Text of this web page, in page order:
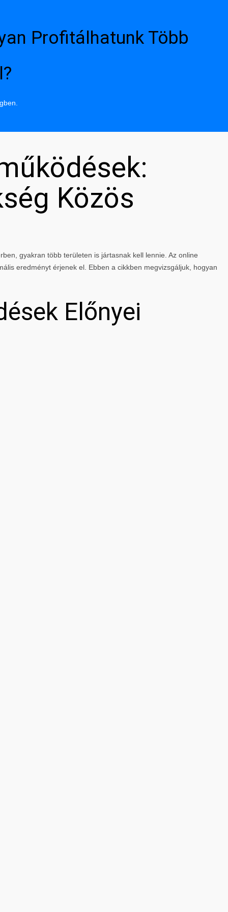
Profitálhatunk Több
Közös
gyakran több területen is jártasnak kell lennie. Az online
eredményt érjenek el. Ebben a cikkben megvizsgáljuk, hogyan
Előnyei